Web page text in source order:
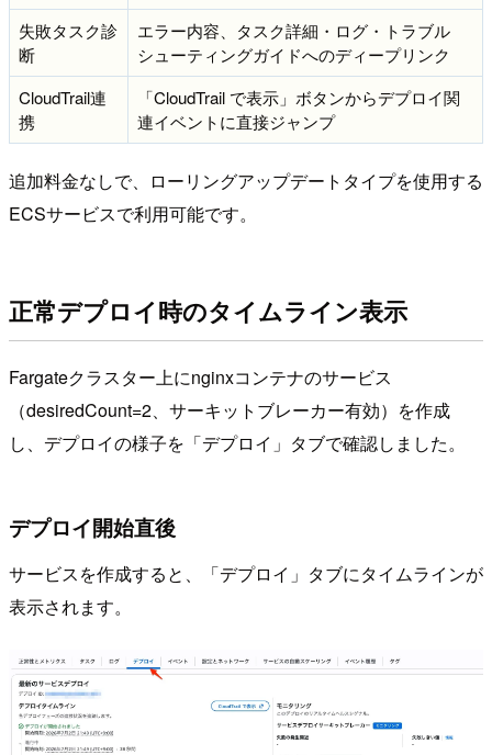
失敗タスク診
断
エラー内容、タスク詳細・ログ・トラブル
シューティングガイドへのディープリンク
CloudTrail連
携
「CloudTrail で表示」ボタンからデプロイ関
連イベントに直接ジャンプ
追加料金なしで、ローリングアップデートタイプを使用する
ECSサービスで利用可能です。
正常デプロイ時のタイムライン表示
Fargateクラスター上にnginxコンテナのサービス
（desiredCount=2、サーキットブレーカー有効）を作成
し、デプロイの様子を「デプロイ」タブで確認しました。
デプロイ開始直後
サービスを作成すると、「デプロイ」タブにタイムラインが
表示されます。